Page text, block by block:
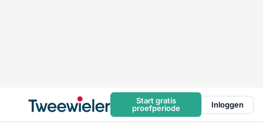
Start gratis
proefperiode
Inloggen